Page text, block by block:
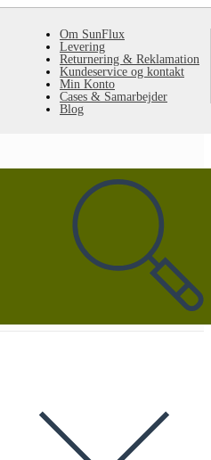
Om SunFlux
Levering
Returnering & Reklamation
Kundeservice og kontakt
Min Konto
Cases & Samarbejder
Blog